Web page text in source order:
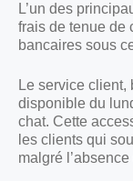
L’un des
frais de tenue de
bancaires sous
Le service client,
disponible du
chat. Cette
les clients qui
malgré